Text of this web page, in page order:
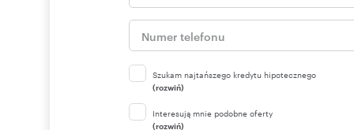
Szukam najtańszego kredytu hipotecznego
(rozwiń)
Interesują mnie podobne oferty
(rozwiń)